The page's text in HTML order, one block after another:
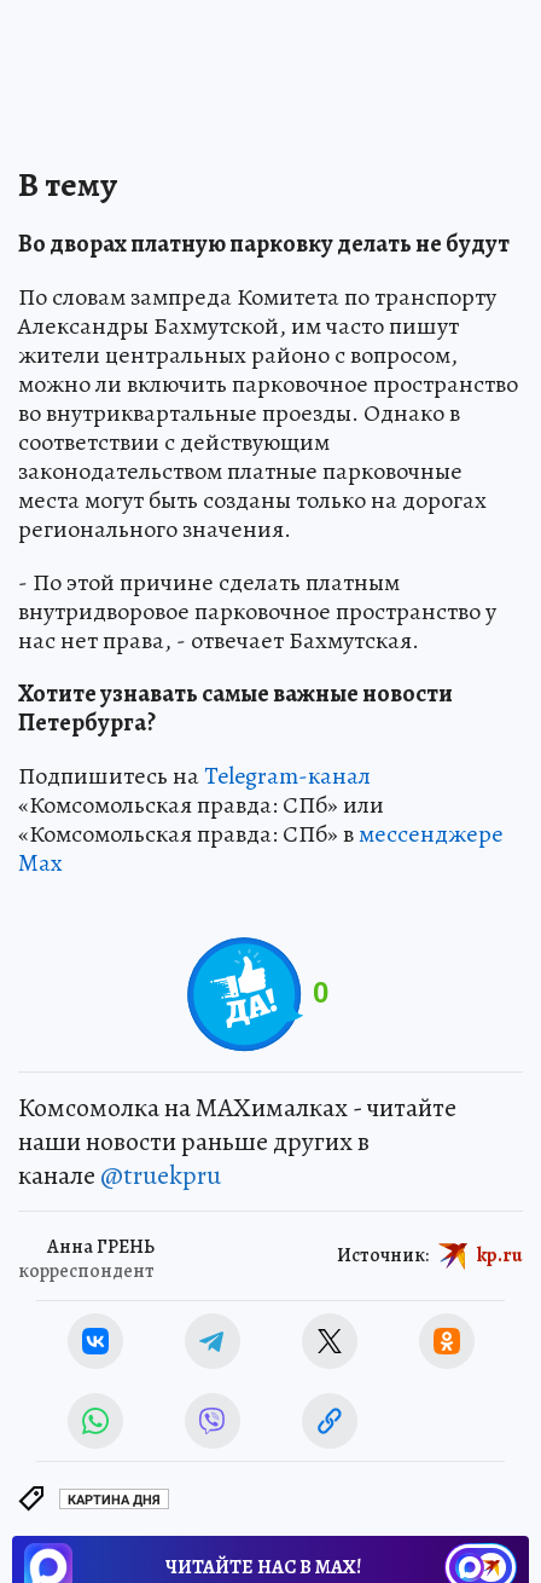
В тему
Во дворах платную парковку делать не будут
По словам зампреда Комитета по транспорту
Александры Бахмутской, им часто пишут
жители центральных районо с вопросом,
можно ли включить парковочное пространство
во внутриквартальные проезды. Однако в
соответствии с действующим
законодательством платные парковочные
места могут быть созданы только на дорогах
регионального значения.
- По этой причине сделать платным
внутридворовое парковочное пространство у
нас нет права, - отвечает Бахмутская.
Хотите узнавать самые важные новости
Петербурга?
Подпишитесь наTelegram-канал
«Комсомольская правда: СПб» или
«Комсомольская правда: СПб» вмессенджере
Max
0
Комсомолка на MAXималках - читайте
наши новости раньше других в
канале @truekpru
Анна ГРЕНЬ
корреспондент
Источник: kp.ru
КАРТИНА ДНЯ
ЧИТАЙТЕ НАС В МАХ!